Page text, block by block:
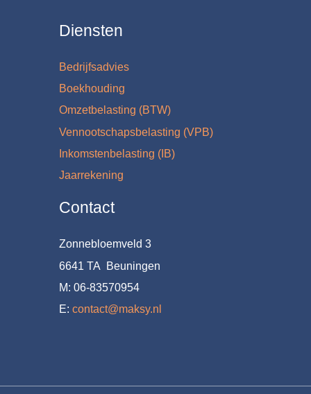
Diensten
Bedrijfsadvies
Boekhouding
Omzetbelasting (BTW)
Vennootschapsbelasting (VPB)
Inkomstenbelasting (IB)
Jaarrekening
Contact
Zonnebloemveld 3
6641 TA Beuningen
M: 06-83570954
E: contact@maksy.nl